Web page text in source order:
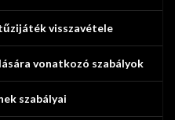
visszavétele
vonatkozó szabályok
szabályai